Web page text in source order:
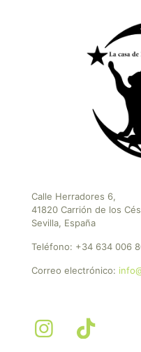
Calle Herradores 6,
41820 Carrión de los
Sevilla, España
Teléfono: +34 634 006
Correo electrónico: